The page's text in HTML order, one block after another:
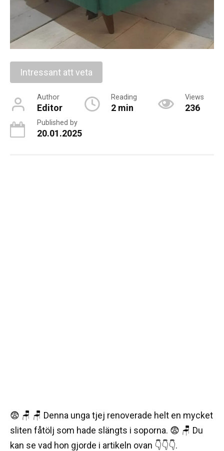
Intressant att veta
Author
Editor
Reading
2 min
Views
236
Published by
20.01.2025
😨 🪑 🪑 Denna unga tjej renoverade helt en mycket
sliten fåtölj som hade slängts i soporna. 😨 🪑 Du
kan se vad hon gjorde i artikeln ovan 👇👇👇.